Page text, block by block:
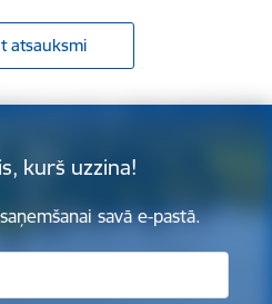
atsauksmi
kurš uzzina!
savā e-pastā.